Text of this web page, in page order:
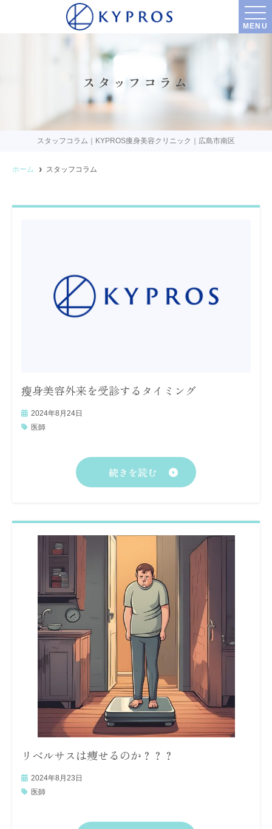
MENU
スタッフコラム
スタッフコラム｜KYPROS痩身美容クリニック｜広島市南区
ホーム スタッフコラム
瘦身美容外来を受診するタイミング
2024年8月24日
医師
続きを読む
リベルサスは痩せるのか？？？
2024年8月23日
医師